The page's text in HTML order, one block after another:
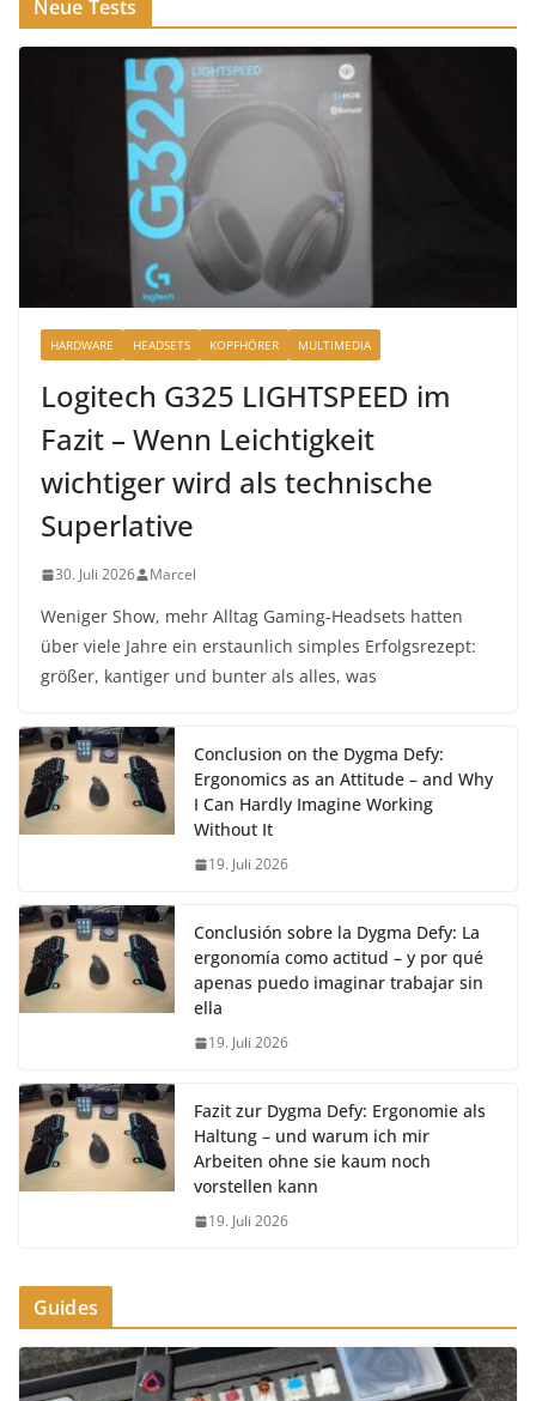
Neue Tests
HARDWARE HEADSETS KOPFHÖRER MULTIMEDIA
Logitech G325 LIGHTSPEED im
Fazit – Wenn Leichtigkeit
wichtiger wird als technische
Superlative
30. Juli 2026 Marcel
Weniger Show, mehr Alltag Gaming-Headsets hatten
über viele Jahre ein erstaunlich simples Erfolgsrezept:
größer, kantiger und bunter als alles, was
Conclusion on the Dygma Defy:
Ergonomics as an Attitude – and Why
I Can Hardly Imagine Working
Without It
19. Juli 2026
Conclusión sobre la Dygma Defy: La
ergonomía como actitud – y por qué
apenas puedo imaginar trabajar sin
ella
19. Juli 2026
Fazit zur Dygma Defy: Ergonomie als
Haltung – und warum ich mir
Arbeiten ohne sie kaum noch
vorstellen kann
19. Juli 2026
Guides